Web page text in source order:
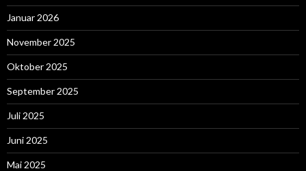
Januar 2026
November 2025
Oktober 2025
September 2025
Juli 2025
Juni 2025
Mai 2025